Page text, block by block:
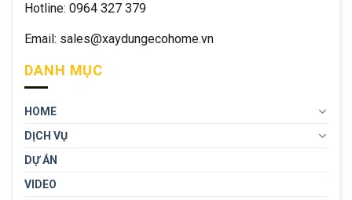
Hotline: 0964 327 379
Email: sales@xaydungecohome.vn
DANH MỤC
HOME
DỊCH VỤ
DỰ ÁN
VIDEO